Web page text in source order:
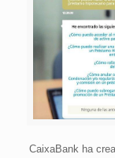
CaixaBank ha